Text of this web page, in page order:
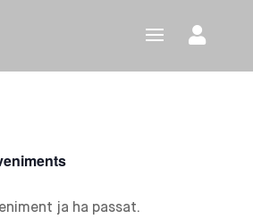
ja ha passat.